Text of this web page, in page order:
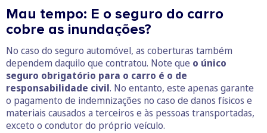
Mau tempo: E o seguro do carro
cobre as inundações?
No caso do seguro automóvel, as coberturas também
dependem daquilo que contratou. Note que o único
seguro obrigatório para o carro é o de
responsabilidade civil. No entanto, este apenas garante
o pagamento de indemnizações no caso de danos físicos e
materiais causados a terceiros e às pessoas transportadas,
exceto o condutor do próprio veículo.